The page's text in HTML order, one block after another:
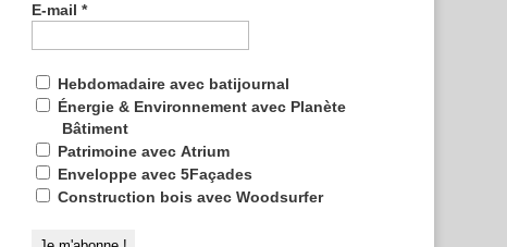
E-mail*
Hebdomadaire avec batijournal
Énergie & Environnement avec Planète
Bâtiment
Patrimoine avec Atrium
Enveloppe avec 5Façades
Construction bois avec Woodsurfer